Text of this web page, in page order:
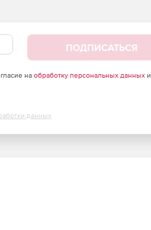
ПОДПИСАТЬСЯ
на обработку персональных данныхи
данных